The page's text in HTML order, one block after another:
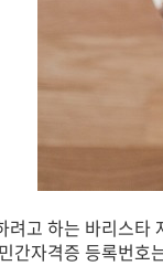
려고 하는 바리스타
간자격증 등록번호